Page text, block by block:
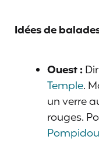
Idées de
Ouest :
Temple.
un verre
rouges.
Pompidou